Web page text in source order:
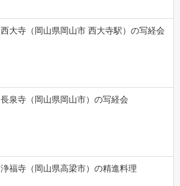
西大寺（岡山県岡山市 西大寺駅）の写経会
長泉寺（岡山県岡山市）の写経会
浄福寺（岡山県高梁市）の精進料理